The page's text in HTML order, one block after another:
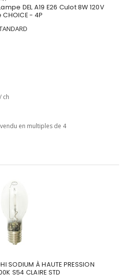
DEL A19 E26 Culot 8W 120V
- 4P
/ ch
vendu en multiples de 4
SODIUM À HAUTE PRESSION
S54 CLAIRE STD